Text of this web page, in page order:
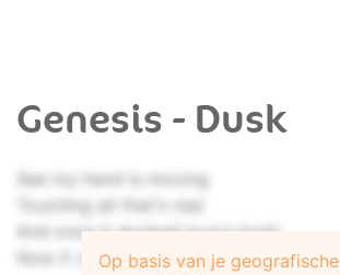
Genesis - Dusk
See my hand is moving
Touching all that's real
And once it stroked love's body
Now it claws the past
Op basis van je geografische